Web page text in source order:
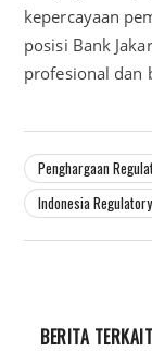
kepercayaan
posisi Bank
profesional dan
Penghargaan
Indonesia
BERITA TERKAIT